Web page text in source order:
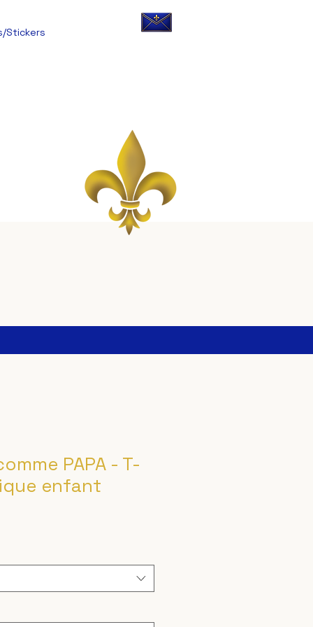
Stickers
PAPA - T-
enfant